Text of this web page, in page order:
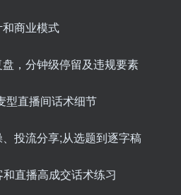
商业模式
，分钟级停留及违规要素
型直播间话术细节
投流分享;从选题到逐字稿
直播高成交话术练习